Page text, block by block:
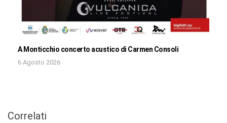
A Monticchio concerto acustico di Carmen Consoli
6 Agosto 2026
Correlati